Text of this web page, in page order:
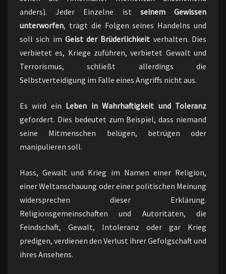
anders). Jeder Einzelne ist seinem Gewissen
unterworfen, trägt die Folgen seines Handelns und
soll sich im Geist der Brüderlichkeit verhalten. Dies
verbietet es, Kriege zuführen, verbietet Gewalt und
Terrorismus, schließt allerdings die
Selbstverteidigung im Falle eines Angriffs nicht aus.
Es wird ein Leben in Wahrhaftigkeit und Toleranz
gefordert. Dies bedeutet zum Beispiel, dass niemand
seine Mitmenschen belügen, betrügen oder
manipulieren soll.
Hass, Gewalt und Krieg im Namen einer Religion,
einer Weltanschauung oder einer politischen Meinung
widersprechen dieser Erklärung.
Religionsgemeinschaften und Autoritäten, die
Feindschaft, Gewalt, Intoleranz oder gar Krieg
predigen, verdienen den Verlust ihrer Gefolgschaft und
ihres Ansehens.